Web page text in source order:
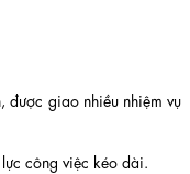
được giao nhiều nhiệm vụ
công việc kéo dài.